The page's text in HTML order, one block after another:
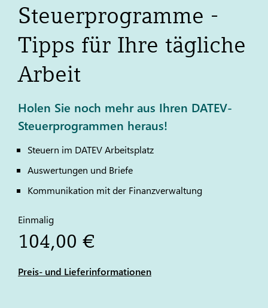
Steuerprogramme -
Tipps für Ihre tägliche
Arbeit
Holen Sie noch mehr aus Ihren DATEV-
Steuerprogrammen heraus!
Steuern im DATEVArbeitsplatz
Auswertungen und Briefe
Kommunikation mit der Finanzverwaltung
Einmalig
104,00 €
Preis- und Lieferinformationen